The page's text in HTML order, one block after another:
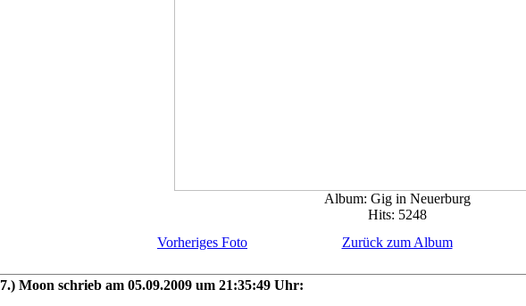
Album: Gig in Neuerburg
Hits: 5248
Vorheriges Foto
Zurück zum Album
7.) Moon schrieb am 05.09.2009 um 21:35:49 Uhr: